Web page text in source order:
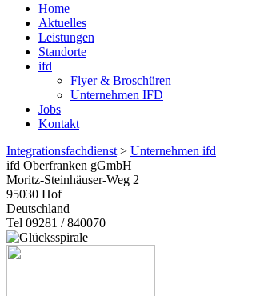
Home
Aktuelles
Leistungen
Standorte
ifd
Flyer & Broschüren
Unternehmen IFD
Jobs
Kontakt
Integrationsfachdienst > Unternehmen ifd
ifd Oberfranken gGmbH
Moritz-Steinhäuser-Weg 2
95030 Hof
Deutschland
Tel 09281 / 840070